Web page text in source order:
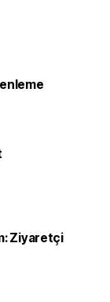
Ziyaretçi